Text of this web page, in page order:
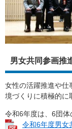
男女共同参画推
女性の活躍推進や仕
境づくりに積極的に
令和6年度は、6団体
令和6年度男女